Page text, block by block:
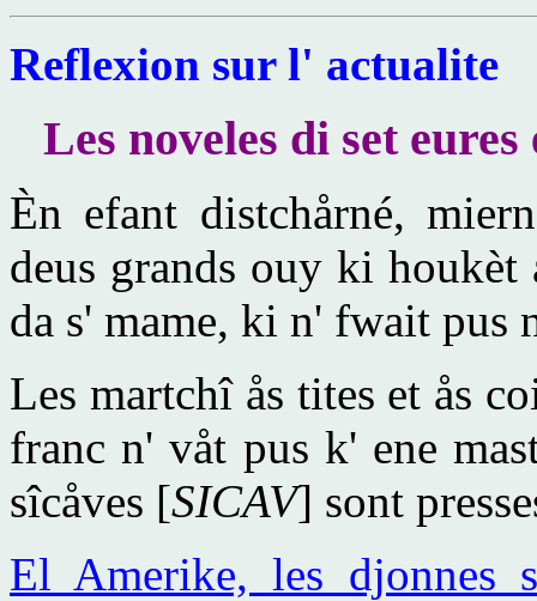
Reflexion sur l' actualite
Les noveles di set
Èn efant distchårné,
deus grands ouy ki houkèt
da s' mame, ki n' fwait pus
Les martchî ås tites et ås
franc n' våt pus k' ene
sîcåves [SICAV] sont
El Amerike, les djonnes